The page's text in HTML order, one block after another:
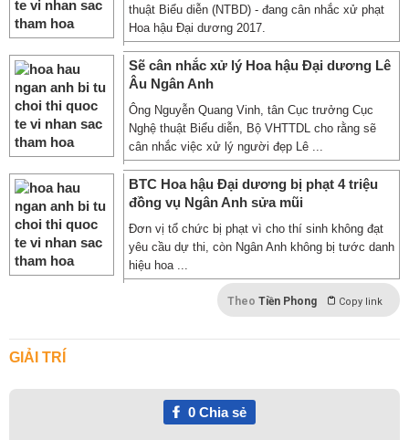
thuật Biểu diễn (NTBD) - đang cân nhắc xử phạt
Hoa hậu Đại dương 2017.
Sẽ cân nhắc xử lý Hoa hậu Đại dương Lê
Âu Ngân Anh
Ông Nguyễn Quang Vinh, tân Cục trưởng Cục
Nghệ thuật Biểu diễn, Bộ VHTTDL cho rằng sẽ
cân nhắc việc xử lý người đẹp Lê ...
BTC Hoa hậu Đại dương bị phạt 4 triệu
đồng vụ Ngân Anh sửa mũi
Đơn vị tổ chức bị phạt vì cho thí sinh không đạt
yêu cầu dự thi, còn Ngân Anh không bị tước danh
hiệu hoa ...
Theo Tiền Phong Copy link
GIẢI TRÍ
0Chia sẻ